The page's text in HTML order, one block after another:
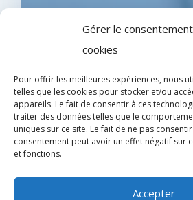
Gérer le
cookies
Pour offrir les meilleures expériences, nous
telles que les cookies pour stocker et/ou
appareils. Le fait de consentir à ces
traiter des données telles que le
uniques sur ce site. Le fait de ne pas
consentement peut avoir un effet négatif sur
et fonctions.
Accepter
 Omag Consulting
 Mentions légales
Politique de